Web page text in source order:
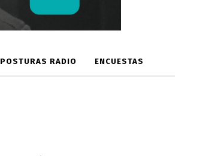
POSTURAS RADIO ENCUESTAS